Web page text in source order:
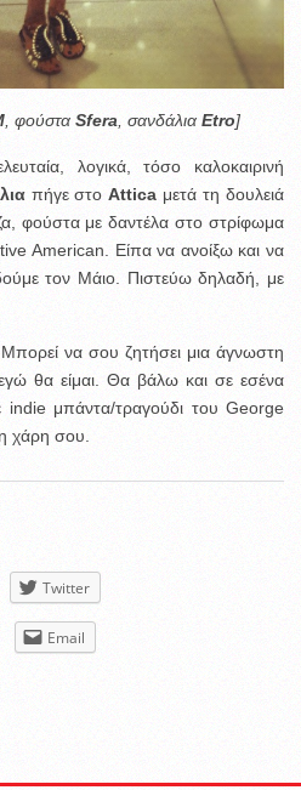
, φούστα Sfera , σανδάλια Etro]
λογικά, τόσο καλοκαιρινή
πήγε στοAttica μετά τη δουλειά
φούστα με δαντέλα στο στρίφωμα
American. Είπα να ανοίξω και να
τον Μάιο. Πιστεύω δηλαδή, με
να σου ζητήσει μια άγνωστη
θα είμαι. Θα βάλω και σε εσένα
indie μπάντα/τραγούδι του George
χάρη σου.
Twitter
Email